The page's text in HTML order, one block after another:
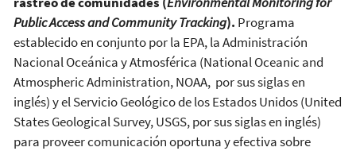
Public Access and Community Tracking). Programa
establecido en conjunto por la EPA, la Administración
Nacional Oceánica y Atmosférica (National Oceanic and
Atmospheric Administration, NOAA, por sus siglas en
inglés) y el Servicio Geológico de los Estados Unidos (United
States Geological Survey, USGS, por sus siglas en inglés)
para proveer comunicación oportuna y efectiva sobre